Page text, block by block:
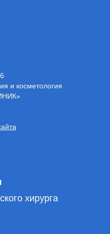
и косметология
хирурга